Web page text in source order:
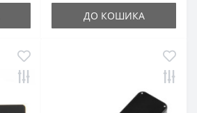
ДО КОШИКА